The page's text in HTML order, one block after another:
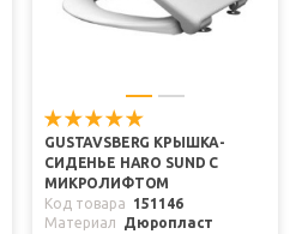
GUSTAVSBERG КРЫШКА-
СИДЕНЬЕ HARO SUND С
МИКРОЛИФТОМ
Код товара
151146
Материал
Дюропласт